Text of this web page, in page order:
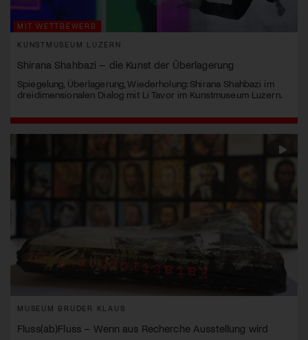
MIT WETTBEWERB
KUNSTMUSEUM LUZERN
Shirana Shahbazi – die Kunst der Überlagerung
Spiegelung, Überlagerung, Wiederholung: Shirana Shahbazi im
dreidimensionalen Dialog mit Li Tavor im Kunstmuseum Luzern.
MUSEUM BRUDER KLAUS
Fluss(ab)Fluss – Wenn aus Recherche Ausstellung wird